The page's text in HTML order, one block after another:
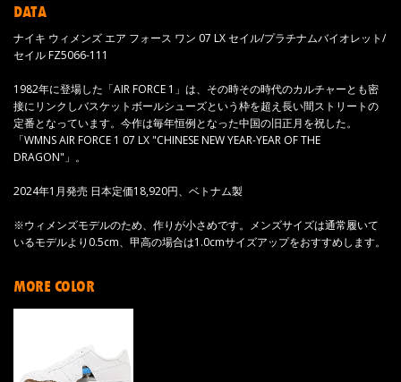
DATA
ナイキ ウィメンズ エア フォース ワン 07 LX セイル/プラチナムバイオレット/
セイル FZ5066-111
1982年に登場した「AIR FORCE 1」は、その時その時代のカルチャーとも密
接にリンクしバスケットボールシューズという枠を超え長い間ストリートの
定番となっています。今作は毎年恒例となった中国の旧正月を祝した。
「WMNS AIR FORCE 1 07 LX "CHINESE NEW YEAR-YEAR OF THE
DRAGON"」。
2024年1月発売 日本定価18,920円、ベトナム製
※ウィメンズモデルのため、作りが小さめです。メンズサイズは通常履いて
いるモデルより0.5cm、甲高の場合は1.0cmサイズアップをおすすめします。
MORE COLOR